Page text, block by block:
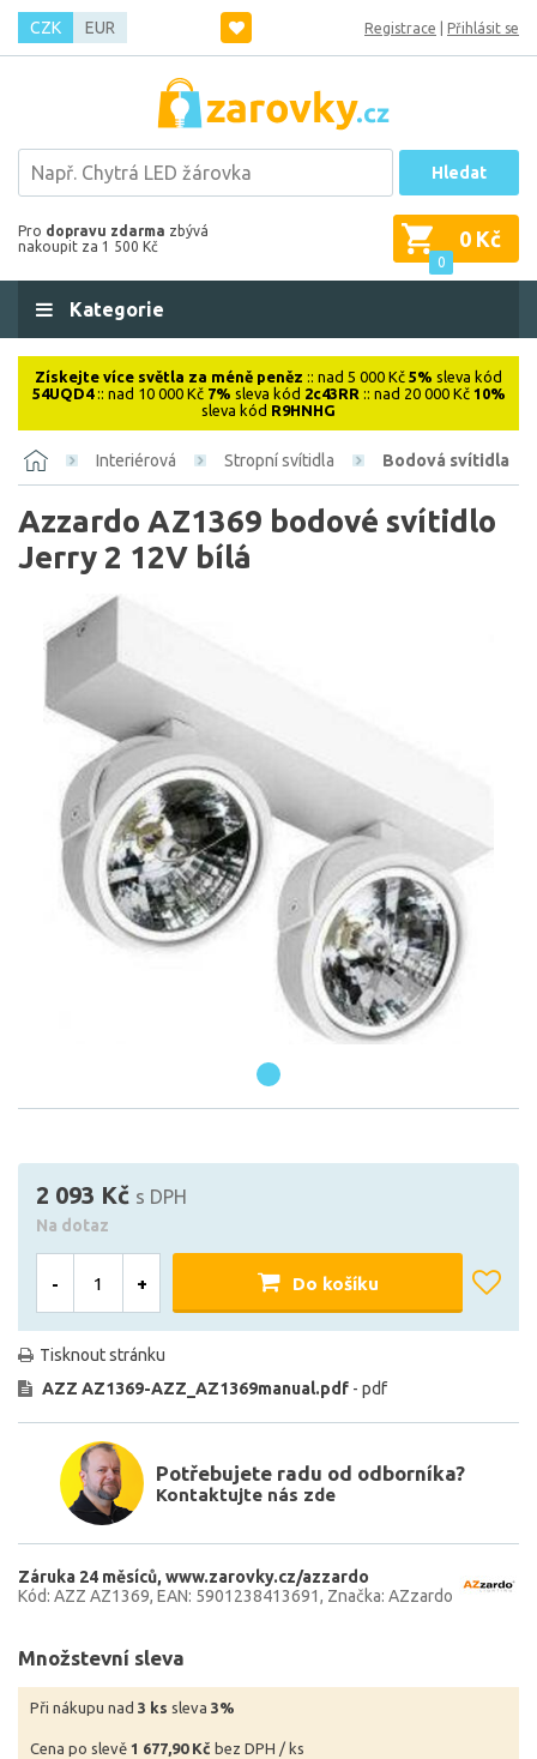
CZK EUR Registrace Přihlásit se
Hledat
Pro dopravu zdarma zbývá
nakoupit za 1 500 Kč
0
0 Kč
Kategorie
Získejte více světla za méně peněz :: nad 5 000 Kč 5% sleva kód
54UQD4:: nad 10 000 Kč 7% sleva kód 2c43RR :: nad 20 000 Kč 10%
sleva kód R9HNHG
Interiérová Stropní svítidla Bodová svítidla
Azzardo AZ1369 bodové svítidlo
Jerry 2 12V bílá
2 093 Kč s DPH
Na dotaz
- + Do košíku
Tisknout stránku
AZZ AZ1369-AZZ_AZ1369manual.pdf - pdf
Potřebujete radu od odborníka?
Kontaktujte nás zde
Záruka 24 měsíců www.zarovky.cz/azzardo
Kód: AZZ AZ1369 EAN: 5901238413691 Značka: AZzardo
Množstevní sleva
Při nákupu nad 3 ks sleva 3%
Cena po slevě 1 677,90 Kč bez DPH / ks